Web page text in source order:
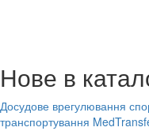
Нове в
Досудове врегулювання
транспортування